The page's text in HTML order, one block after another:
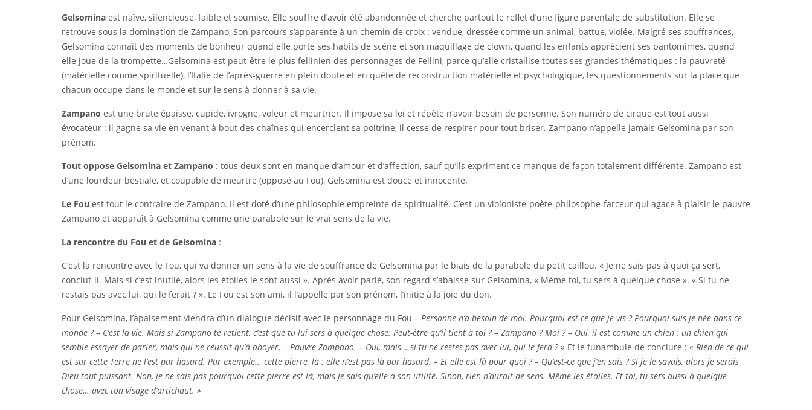
Gelsomina est naïve, silencieuse, faible et soumise. Elle souffre d’avoir été abandonnée et cherche partout le reflet d’une figure parentale de substitution. Elle se
retrouve sous la domination de Zampano, Son parcours s’apparente à un chemin de croix : vendue, dressée comme un animal, battue, violée. Malgré ses souffrances,
Gelsomina connaît des moments de bonheur quand elle porte ses habits de scène et son maquillage de clown, quand les enfants apprécient ses pantomimes, quand
elle joue de la trompette…Gelsomina est peut-être le plus fellinien des personnages de Fellini, parce qu’elle cristallise toutes ses grandes thématiques : la pauvreté
(matérielle comme spirituelle), l’Italie de l’après-guerre en plein doute et en quête de reconstruction matérielle et psychologique, les questionnements sur la place que
chacun occupe dans le monde et sur le sens à donner à sa vie.
Zampano est une brute épaisse, cupide, ivrogne, voleur et meurtrier. Il impose sa loi et répète n’avoir besoin de personne. Son numéro de cirque est tout aussi
évocateur : il gagne sa vie en venant à bout des chaînes qui encerclent sa poitrine, il cesse de respirer pour tout briser. Zampano n’appelle jamais Gelsomina par son
prénom.
Tout oppose Gelsomina et Zampano : tous deux sont en manque d’amour et d’affection, sauf qu’ils expriment ce manque de façon totalement différente. Zampano est
d’une lourdeur bestiale, et coupable de meurtre (opposé au Fou), Gelsomina est douce et innocente.
Le Fou est tout le contraire de Zampano. Il est doté d’une philosophie empreinte de spiritualité. C’est un violoniste-poète-philosophe-farceur qui agace à plaisir le pauvre
Zampano et apparaît à Gelsomina comme une parabole sur le vrai sens de la vie.
La rencontre du Fou et de Gelsomina :
C’est la rencontre avec le Fou, qui va donner un sens à la vie de souffrance de Gelsomina par le biais de la parabole du petit caillou. « Je ne sais pas à quoi ça sert,
conclut-il. Mais si c’est inutile, alors les étoiles le sont aussi ». Après avoir parlé, son regard s’abaisse sur Gelsomina, « Même toi, tu sers à quelque chose ». « Si tu ne
restais pas avec lui, qui le ferait ? ». Le Fou est son ami, il l’appelle par son prénom, l’initie à la joie du don.
Pour Gelsomina, l’apaisement viendra d’un dialogue décisif avec le personnage du Fou – Personne n’a besoin de moi. Pourquoi est-ce que je vis ? Pourquoi suis-je née dans ce
monde ? – C’est la vie. Mais si Zampano te retient, c’est que tu lui sers à quelque chose. Peut-être qu’il tient à toi ? – Zampano ? Moi ? – Oui, il est comme un chien : un chien qui
semble essayer de parler, mais qui ne réussit qu’à aboyer. – Pauvre Zampano. – Oui, mais… si tu ne restes pas avec lui, qui le fera ? » Et le funambule de conclure : « Rien de ce qui
est sur cette Terre ne l’est par hasard. Par exemple… cette pierre, là : elle n’est pas là par hasard. – Et elle est là pour quoi ? – Qu’est-ce que j’en sais ? Si je le savais, alors je serais
Dieu tout-puissant. Non, je ne sais pas pourquoi cette pierre est là, mais je sais qu’elle a son utilité. Sinon, rien n’aurait de sens. Même les étoiles. Et toi, tu sers aussi à quelque
chose… avec ton visage d’artichaut. »